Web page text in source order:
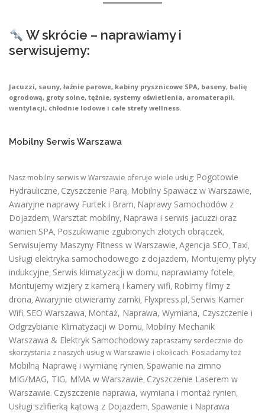
W skrócie – naprawiamy i
serwisujemy:
Jacuzzi, sauny, łaźnie parowe, kabiny prysznicowe SPA, baseny, balię
ogrodową, groty solne, tężnie, systemy oświetlenia, aromaterapii,
wentylacji, chłodnie lodowe i całe strefy wellness.
Mobilny Serwis Warszawa
Nasz mobilny serwis w Warszawie oferuje wiele usług: Pogotowie
Hydrauliczne, Czyszczenie Parą, Mobilny Spawacz w Warszawie,
Awaryjne naprawy Furtek i Bram, Naprawy Samochodów z
Dojazdem, Warsztat mobilny, Naprawa i serwis jacuzzi oraz
wanien SPA, Poszukiwanie zgubionych złotych obrączek,
Serwisujemy Maszyny Fitness w Warszawie, Agencja SEO, Taxi,
Usługi elektryka samochodowego z dojazdem, Montujemy płyty
indukcyjne, Serwis klimatyzacji w domu, naprawiamy fotele,
Montujemy wizjery z kamerą i kamery wifi, Robimy filmy z
drona, Awaryjnie otwieramy zamki, Flyxpress.pl, Serwis Kamer
Wifi, SEO Warszawa, Montaż, Naprawa, Wymiana, Czyszczenie i
Odgrzybianie Klimatyzacji w Domu, Mobilny Mechanik
Warszawa & Elektryk Samochodowy zapraszamy serdecznie do
skorzystania z naszych usług w Warszawie i okolicach. Posiadamy też
Mobilną Naprawę i wymianę rynien, Spawanie na zimno
MIG/MAG, TIG, MMA w Warszawie, Czyszczenie Laserem w
Warszawie. Czyszczenie naprawa, wymiana i montaż rynien,
Usługi szlifierką kątową z Dojazdem, Spawanie i Naprawa